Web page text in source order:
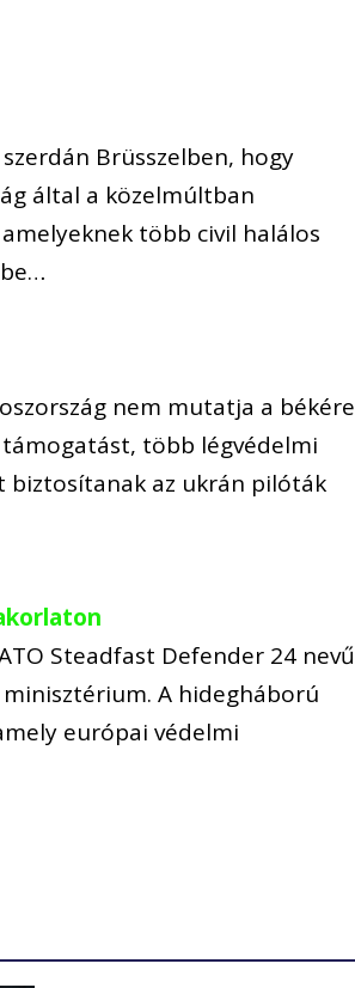
Brüsszelben, hogy
által a közelmúltban
több civil halálos
nem mutatja a békére
több légvédelmi
biztosítanak az ukrán pilóták
Steadfast Defender 24 nevű
A hidegháború
európai védelmi